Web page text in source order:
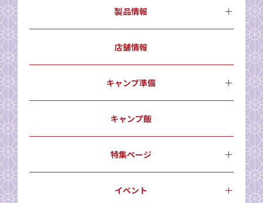
製品情報
店舗情報
キャンプ準備
キャンプ飯
特集ページ
イベント